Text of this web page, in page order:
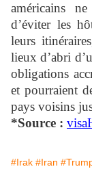
américains
d’éviter les
leurs
lieux d’abri
obligations
et pourraient
pays voisins
*Source :
#Irak #Iran